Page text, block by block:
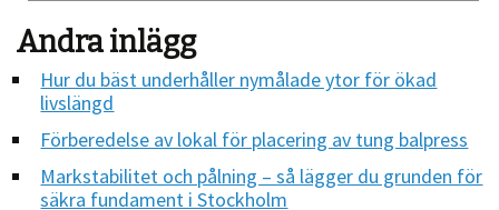
Andra inlägg
Hur du bäst underhåller nymålade ytor för ökad
livslängd
Förberedelse av lokal för placering av tung balpress
Markstabilitet och pålning – så lägger du grunden för
säkra fundament i Stockholm